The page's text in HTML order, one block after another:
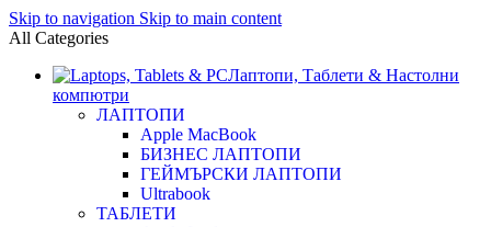
Skip to navigation Skip to main content
All Categories
Лаптопи, Таблети & Настолни
компютри
ЛАПТОПИ
Apple MacBook
БИЗНЕС ЛАПТОПИ
ГЕЙМЪРСКИ ЛАПТОПИ
Ultrabook
ТАБЛЕТИ